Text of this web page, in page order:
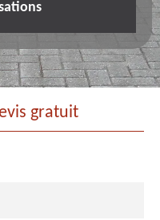
gratuit